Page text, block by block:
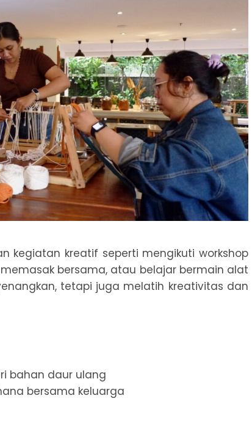
kegiatan kreatif seperti mengikuti workshop
bersama, atau belajar bermain alat
tetapi juga melatih kreativitas dan
bahan daur ulang
bersama keluarga